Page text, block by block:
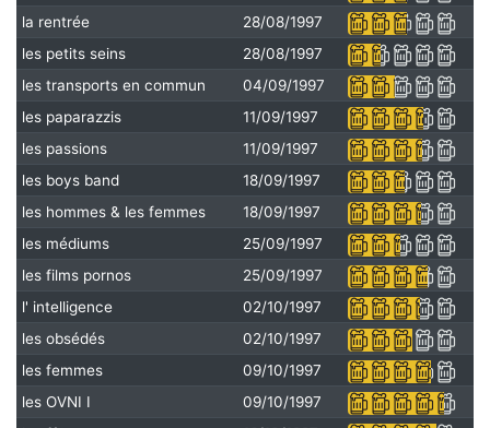
la rentrée
28/08/1997
les petits seins
28/08/1997
les transports en commun
04/09/1997
les paparazzis
11/09/1997
les passions
11/09/1997
les boys band
18/09/1997
les hommes & les femmes
18/09/1997
les médiums
25/09/1997
les films pornos
25/09/1997
l' intelligence
02/10/1997
les obsédés
02/10/1997
les femmes
09/10/1997
les OVNI I
09/10/1997